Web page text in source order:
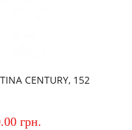
CENTURY, 152
грн.